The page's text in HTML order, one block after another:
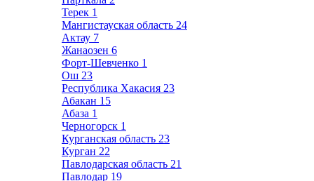
Терек 1
Мангистауская область 24
Актау 7
Жанаозен 6
Форт-Шевченко 1
Ош 23
Республика Хакасия 23
Абакан 15
Абаза 1
Черногорск 1
Курганская область 23
Курган 22
Павлодарская область 21
Павлодар 19